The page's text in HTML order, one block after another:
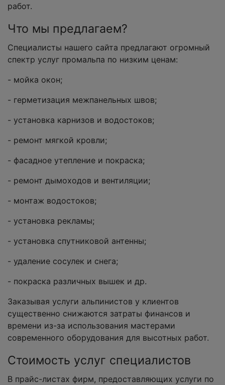
работ.
Что мы предлагаем?
Специалисты нашего сайта предлагают огромный
спектр услуг промальпа по низким ценам:
- мойка окон;
- герметизация межпанельных швов;
- установка карнизов и водостоков;
- ремонт мягкой кровли;
- фасадное утепление и покраска;
- ремонт дымоходов и вентиляции;
- монтаж водостоков;
- установка рекламы;
- установка спутниковой антенны;
- удаление сосулек и снега;
- покраска различных вышек и др.
Заказывая услуги альпинистов у клиентов
существенно снижаются затраты финансов и
времени из-за использования мастерами
современного оборудования для высотных работ.
Стоимость услуг специалистов
В прайс-листах фирм, предоставляющих услуги по